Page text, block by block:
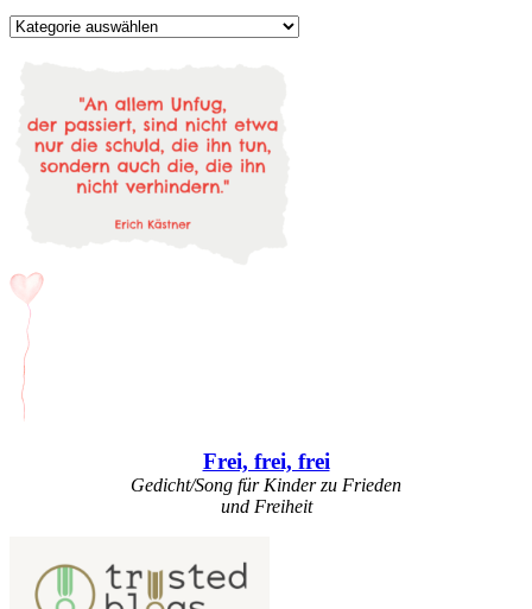
Kategorien
Frei, frei, frei
Gedicht/Song für Kinder zu Frieden
und Freiheit